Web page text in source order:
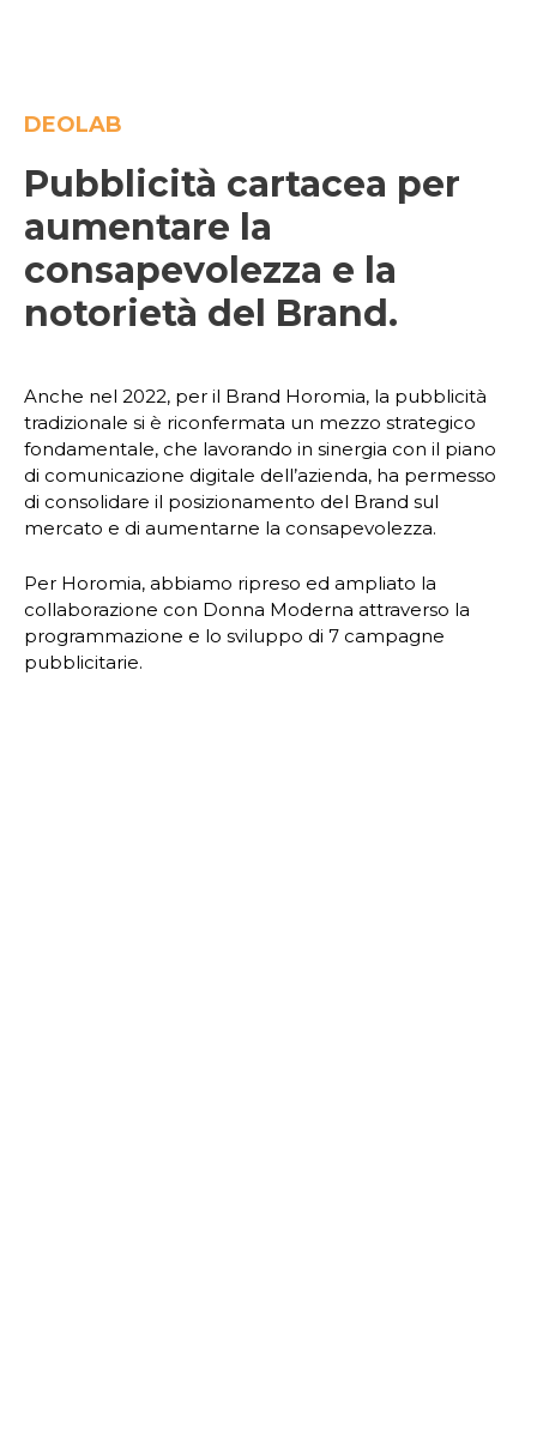
DEOLAB
Pubblicità cartacea per
aumentare la
consapevolezza e la
notorietà del Brand.
Anche nel 2022, per il Brand Horomia, la pubblicità
tradizionale si è riconfermata un mezzo strategico
fondamentale, che lavorando in sinergia con il piano
di comunicazione digitale dell’azienda, ha permesso
di consolidare il posizionamento del Brand sul
mercato e di aumentarne la consapevolezza.
Per Horomia, abbiamo ripreso ed ampliato la
collaborazione con Donna Moderna attraverso la
programmazione e lo sviluppo di 7 campagne
pubblicitarie.